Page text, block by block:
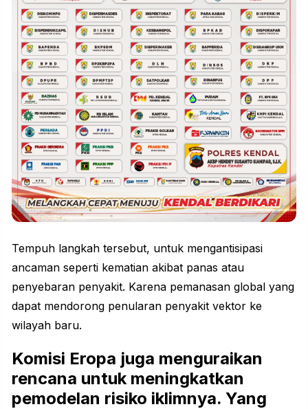
Tempuh langkah tersebut, untuk mengantisipasi
ancaman seperti kematian akibat panas atau
penyebaran penyakit. Karena pemanasan global yang
dapat mendorong penularan penyakit vektor ke
wilayah baru.
Komisi Eropa juga menguraikan
rencana untuk meningkatkan
pemodelan risiko iklimnya. Yang